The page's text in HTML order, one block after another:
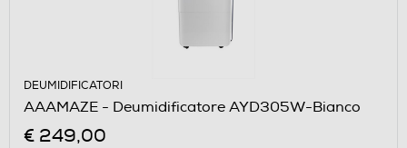
DEUMIDIFICATORI
AAAMAZE - Deumidificatore AYD305W-Bianco
€ 249,00